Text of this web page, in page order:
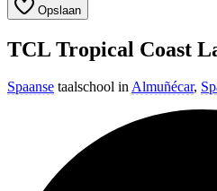
Opslaan
TCL Tropical Coast
Spaanse taalschool inAlmuñécar,